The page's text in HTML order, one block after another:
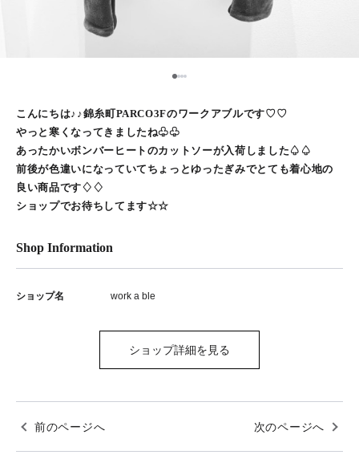
123
こんにちは♪♪錦糸町PARCO3Fのワークアブルです♡♡
やっと寒くなってきましたね♧♧
あったかいボンバーヒートのカットソーが入荷しました♤♤
前後が色違いになっていてちょっとゆったぎみでとても着心地の
良い商品です♢♢
ショップでお待ちしてます☆☆
Shop Information
ショップ名 work a ble
ショップ詳細を見る
前のページへ 次のページへ